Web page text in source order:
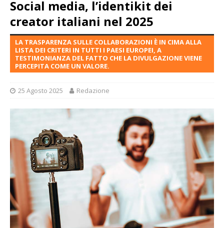
Social media, l’identikit dei
creator italiani nel 2025
LA TRASPARENZA SULLE COLLABORAZIONI È IN CIMA ALLA
LISTA DEI CRITERI IN TUTTI I PAESI EUROPEI, A
TESTIMONIANZA DEL FATTO CHE LA DIVULGAZIONE VIENE
PERCEPITA COME UN VALORE.
25 Agosto 2025 Redazione